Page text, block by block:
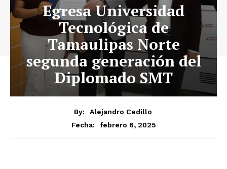
Egresa Universidad
Tecnológica de
Tamaulipas Norte
segunda generación del
Diplomado SMT
By:
Alejandro Cedillo
Fecha:
febrero 6, 2025